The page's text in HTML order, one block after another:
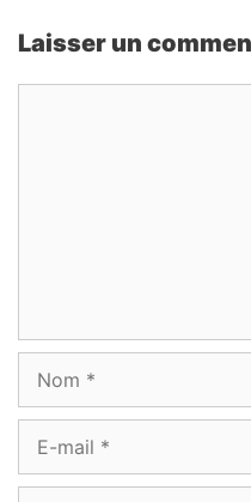
Laisser un
mail